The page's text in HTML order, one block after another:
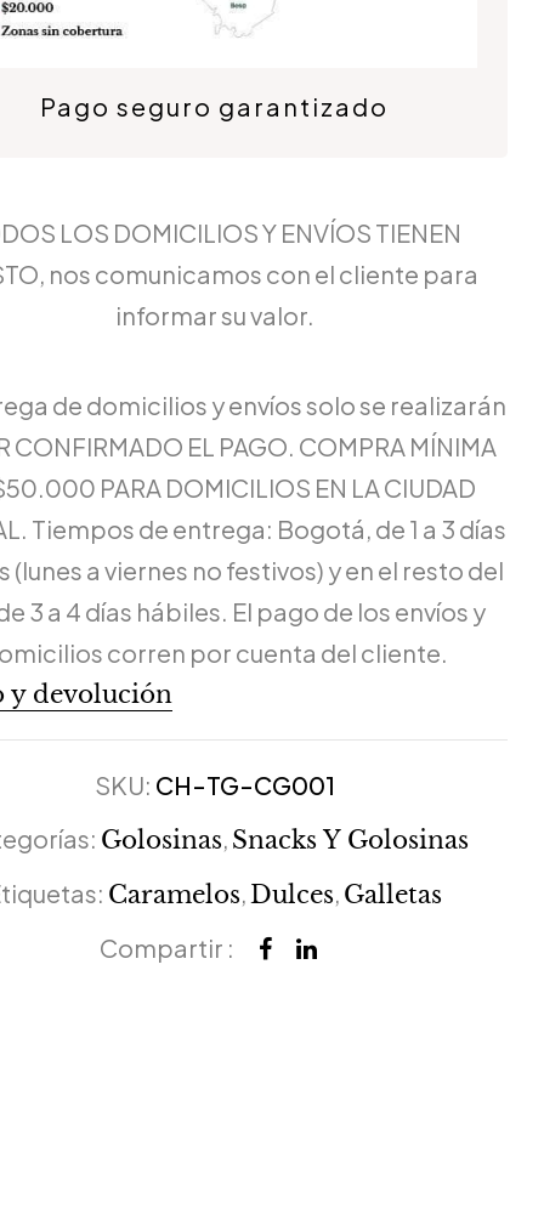
Pago seguro garantizado
LOS DOMICILIOS Y ENVÍOS TIENEN
nos comunicamos con el cliente para
informar su valor.
de domicilios y envíos solo se realizarán
CONFIRMADO EL PAGO. COMPRA MÍNIMA
PARA DOMICILIOS EN LA CIUDAD
Tiempos de entrega: Bogotá, de 1 a 3 días
(lunes a viernes no festivos) y en el resto del
3 a 4 días hábiles. El pago de los envíos y
corren por cuenta del cliente.
y devolución
SKU: CH-TG-CG001
Golosinas Snacks Y Golosinas
Caramelos Dulces Galletas
Compartir :